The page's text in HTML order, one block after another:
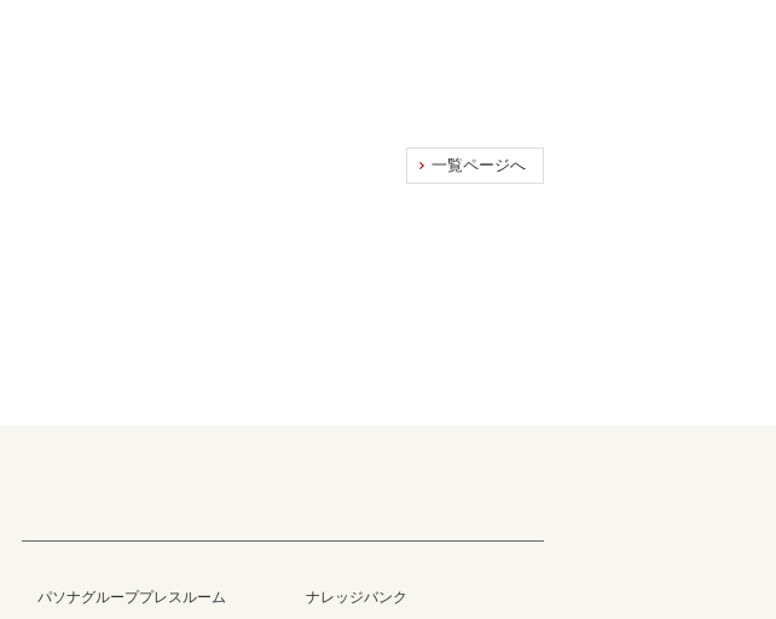
一覧ページへ
パソナグループプレスルーム ナレッジバンク